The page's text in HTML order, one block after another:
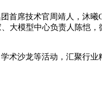
首席技术官周靖人，沐曦
大模型中心负责人陈恺
术沙龙等活动，汇聚行